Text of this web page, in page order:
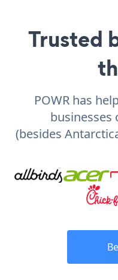
Trusted
POWR has
businesses
(besides